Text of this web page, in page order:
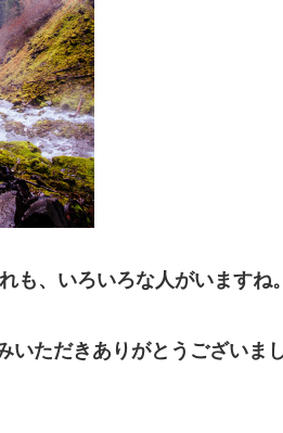
も、いろいろな人がいますね。
いただきありがとうございま